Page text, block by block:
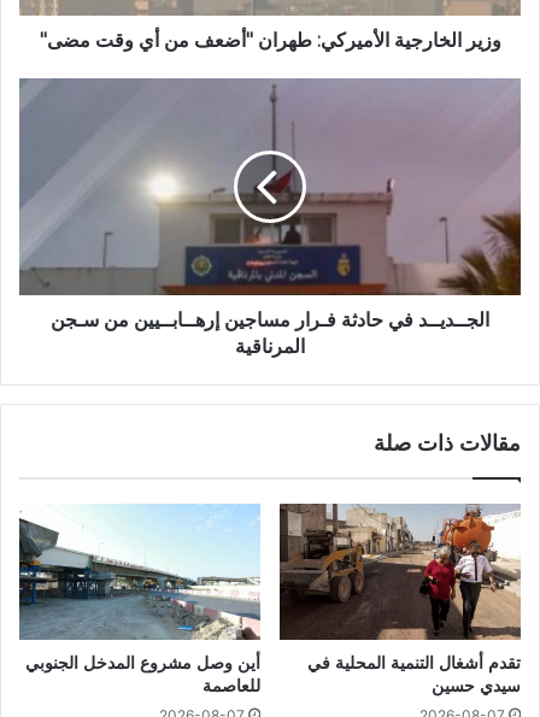
وزير الخارجية الأميركي: طهران "أضعف من أي وقت مضى"
الجــديــد في حادثة فـرار مساجين إرهــابــيين من سـجن
المرناقية
مقالات ذات صلة
تقدم أشغال التنمية المحلية في
سيدي حسين
أين وصل مشروع المدخل الجنوبي
للعاصمة